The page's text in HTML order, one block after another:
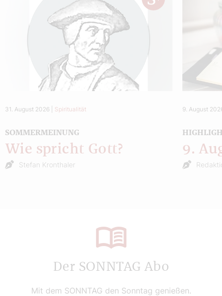
31. August 2026 Spiritualität
SOMMERMEINUNG
Wie spricht Gott?
Stefan Kronthaler
9. August
9.
Der SONNTAG Abo
Mit dem SONNTAG den Sonntag genießen.